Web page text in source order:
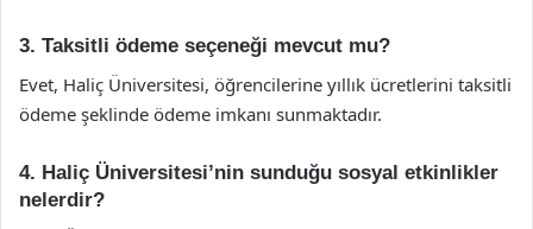
3. Taksitli ödeme seçeneği mevcut mu?
Evet, Haliç Üniversitesi, öğrencilerine yıllık ücretlerini taksitli
ödeme şeklinde ödeme imkanı sunmaktadır.
4. Haliç Üniversitesi’nin sunduğu sosyal etkinlikler
nelerdir?